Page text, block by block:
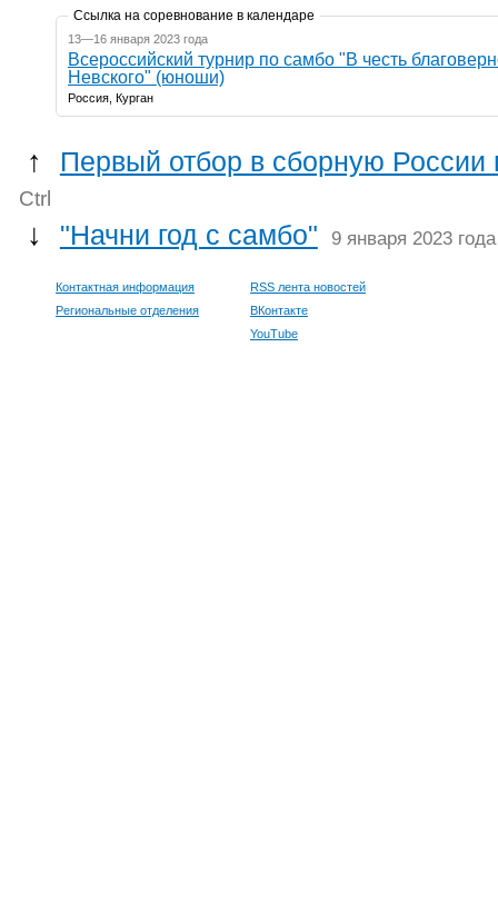
Ссылка на соревнование в календаре
13—16 января 2023 года
Всероссийский турнир по самбо "В честь
Невского" (юноши)
Россия, Курган
↑ Первый отбор в сборную России
Ctrl
↓ "Начни год с самбо" 9 января 2023 года
Контактная информация
Региональные отделения
RSS лента новостей
ВКонтакте
YouTube